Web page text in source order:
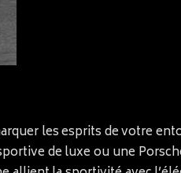
les esprits de votre
de luxe ou une